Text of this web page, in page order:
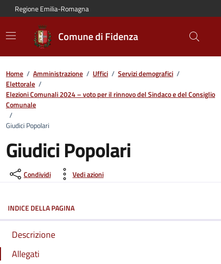
Vai al contenuto principale
Vai alla navigazione del sito
Vai al piede di pagina
Regione Emilia-Romagna
Comune di Fidenza
Home / Amministrazione / Uffici / Servizi demografici /
Elettorale /
Elezioni Comunali 2024 – voto per il rinnovo del Sindaco e del Consiglio
Comunale
/
Giudici Popolari
Giudici Popolari
Condividi Vedi azioni
INDICE DELLA PAGINA
Descrizione
Allegati